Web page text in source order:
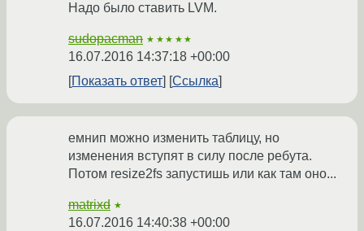
Надо было ставить LVM.
sudopacman ★★★★★
16.07.2016 14:37:18 +00:00
Показать ответ
Ссылка
емнип можно изменить таблицу, но
изменения вступят в силу после ребута.
Потом resize2fs запустишь или как там оно...
matrixd ★
16.07.2016 14:40:38 +00:00